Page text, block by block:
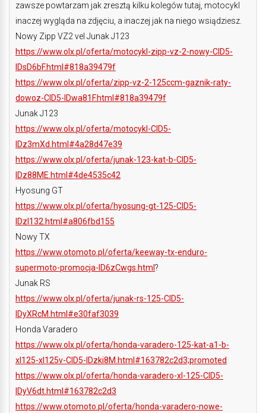
zawsze powtarzam jak zresztą kilku kolegów tutaj, motocykl
inaczej wygląda na zdjęciu, a inaczej jak na niego wsiądziesz.
Nowy Zipp VZ2 vel Junak J123
https://www.olx.pl/oferta/motocykl-zipp-vz-2-nowy-CID5-
IDsD6bF.html#818a39479f
https://www.olx.pl/oferta/zipp-vz-2-125ccm-gaznik-raty-
dowoz-CID5-IDwa81F.html#818a39479f
Junak J123
https://www.olx.pl/oferta/motocykl-CID5-
IDz3mXd.html#4a28d47e39
https://www.olx.pl/oferta/junak-123-kat-b-CID5-
IDz88ME.html#4de4535c42
Hyosung GT
https://www.olx.pl/oferta/hyosung-gt-125-CID5-
IDzl132.html#a806fbd155
Nowy TX
https://www.otomoto.pl/oferta/keeway-tx-enduro-
supermoto-promocja-ID6zCwgs.html ?
Junak RS
https://www.olx.pl/oferta/junak-rs-125-CID5-
IDyXRcM.html#e30faf3039
Honda Varadero
https://www.olx.pl/oferta/honda-varadero-125-kat-a1-b-
xl125-xl125v-CID5-IDzki8M.html#163782c2d3;promoted
https://www.olx.pl/oferta/honda-varadero-xl-125-CID5-
IDyV6dt.html#163782c2d3
https://www.otomoto.pl/oferta/honda-varadero-nowe-